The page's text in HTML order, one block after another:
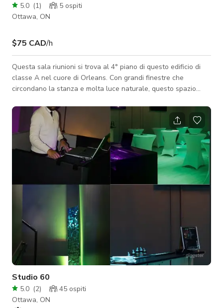
5.0 (1) 5 ospiti
Ottawa, ON
$75 CAD/h
Questa sala riunioni si trova al 4° piano di questo edificio di
classe A nel cuore di Orleans. Con grandi finestre che
circondano la stanza e molta luce naturale, questo spazio
sobborgo vicino. La stanza offre una moderna angolo cottura
con una piccola area relax con piani in granito e caffè gratuito,
ideale per catering e ospitare riunioni. Il nostro tavolo
conferenze da 25 persone può essere smontato in vari tavoli
da 2-4 pers
Studio 60
5.0 (2) 45 ospiti
Ottawa, ON